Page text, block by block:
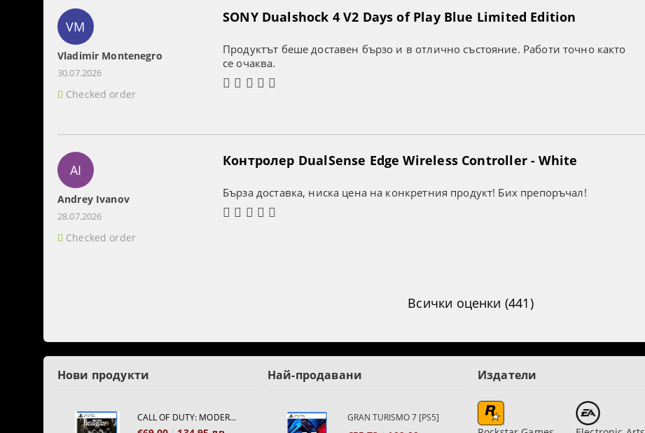
VM
Vladimir Montenegro
30.07.2026
Checked order
SONY Dualshock 4 V2 Days of Play Blue Limited Edition
Продуктът беше доставен бързо и в отлично състояние. Работи точно както
се очаква.
AI
Andrey Ivanov
28.07.2026
Checked order
Контролер DualSense Edge Wireless Controller - White
Бърза доставка, ниска цена на конкретния продукт! Бих препоръчал!
Всички оценки (441)
Нови продукти
CALL OF DUTY: MODERN WARFARE 4[PS5]
Най-продавани
GRAN TURISMO 7 [PS5]
Издатели